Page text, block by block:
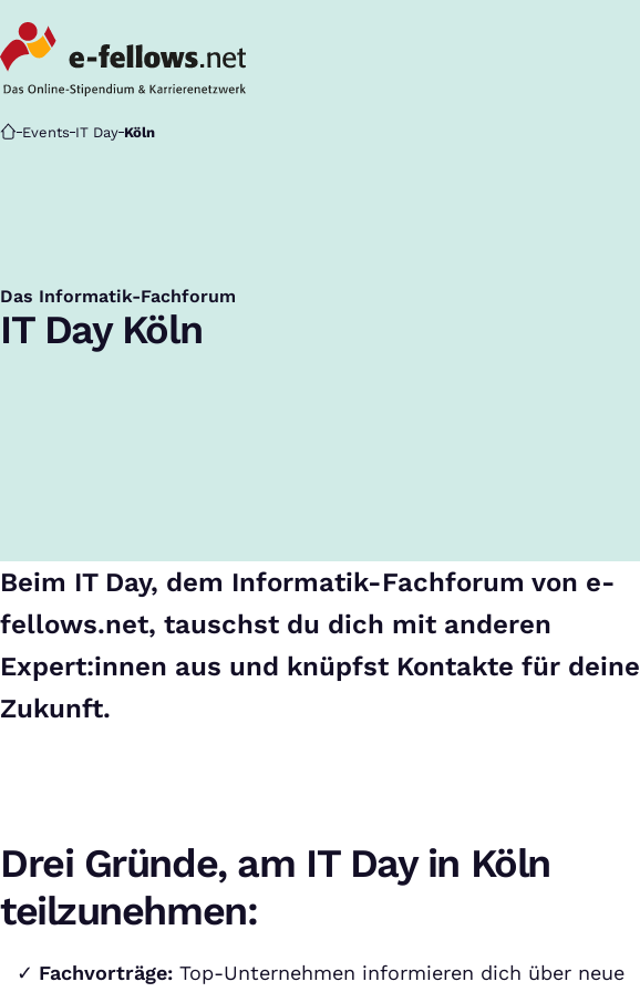
Startseite
Events IT Day Köln
Das Informatik-Fachforum
:
IT Day Köln
Beim IT Day, dem Informatik-Fachforum von e-
fellows.net, tauschst du dich mit anderen
Expert:innen aus und knüpfst Kontakte für deine
Zukunft.
Drei Gründe, am IT Day in Köln
teilzunehmen:
Fachvorträge: Top-Unternehmen informieren dich über neue